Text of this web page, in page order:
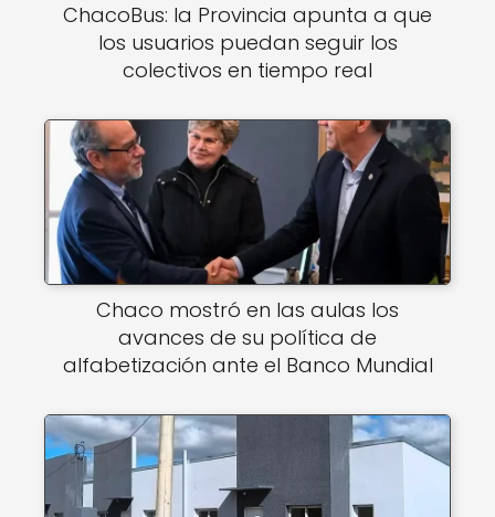
ChacoBus: la Provincia apunta a que
los usuarios puedan seguir los
colectivos en tiempo real
Chaco mostró en las aulas los
avances de su política de
alfabetización ante el Banco Mundial